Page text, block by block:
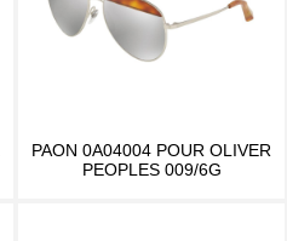
PAON 0A04004 POUR OLIVER
PEOPLES 009/6G